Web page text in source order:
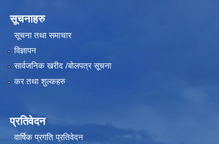
सूचनाहरु
सूचना तथा समाचार
विज्ञापन
सार्वजनिक खरीद /बोलपत्र सूचना
कर तथा शुल्कहरु
प्रतिवेदन
वार्षिक प्रगति प्रतिवेदन